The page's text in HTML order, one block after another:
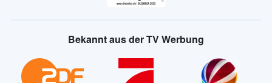
Bekannt aus der TV Werbung